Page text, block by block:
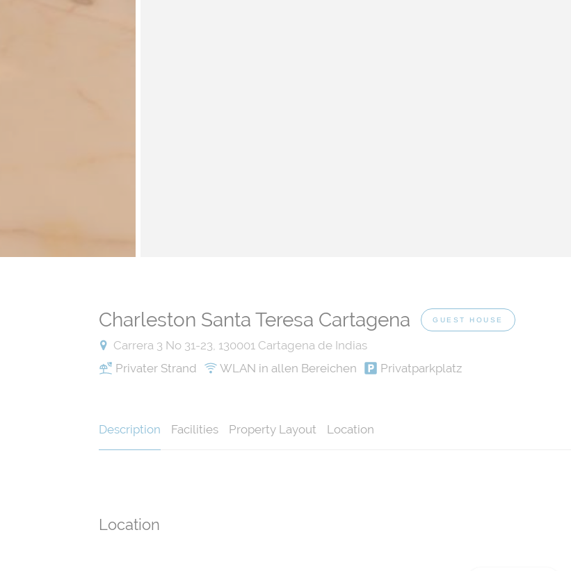
Charleston Santa Teresa Cartagena GUEST HOUSE
Carrera 3 No 31-23, 130001 Cartagena de Indias
Privater Strand
WLAN in allen Bereichen Privatparkplatz
Description Facilities Property Layout Location
Location